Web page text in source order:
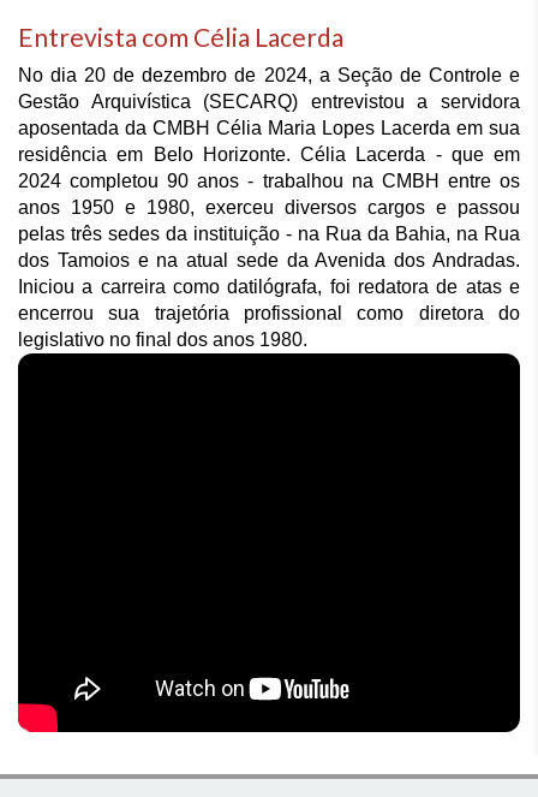
Entrevista com Célia Lacerda
No dia 20 de dezembro de 2024, a Seção de Controle e
Gestão Arquivística (SECARQ) entrevistou a servidora
aposentada da CMBH Célia Maria Lopes Lacerda em sua
residência em Belo Horizonte. Célia Lacerda - que em
2024 completou 90 anos - trabalhou na CMBH entre os
anos 1950 e 1980, exerceu diversos cargos e passou
pelas três sedes da instituição - na Rua da Bahia, na Rua
dos Tamoios e na atual sede da Avenida dos Andradas.
Iniciou a carreira como datilógrafa, foi redatora de atas e
encerrou sua trajetória profissional como diretora do
legislativo no final dos anos 1980.